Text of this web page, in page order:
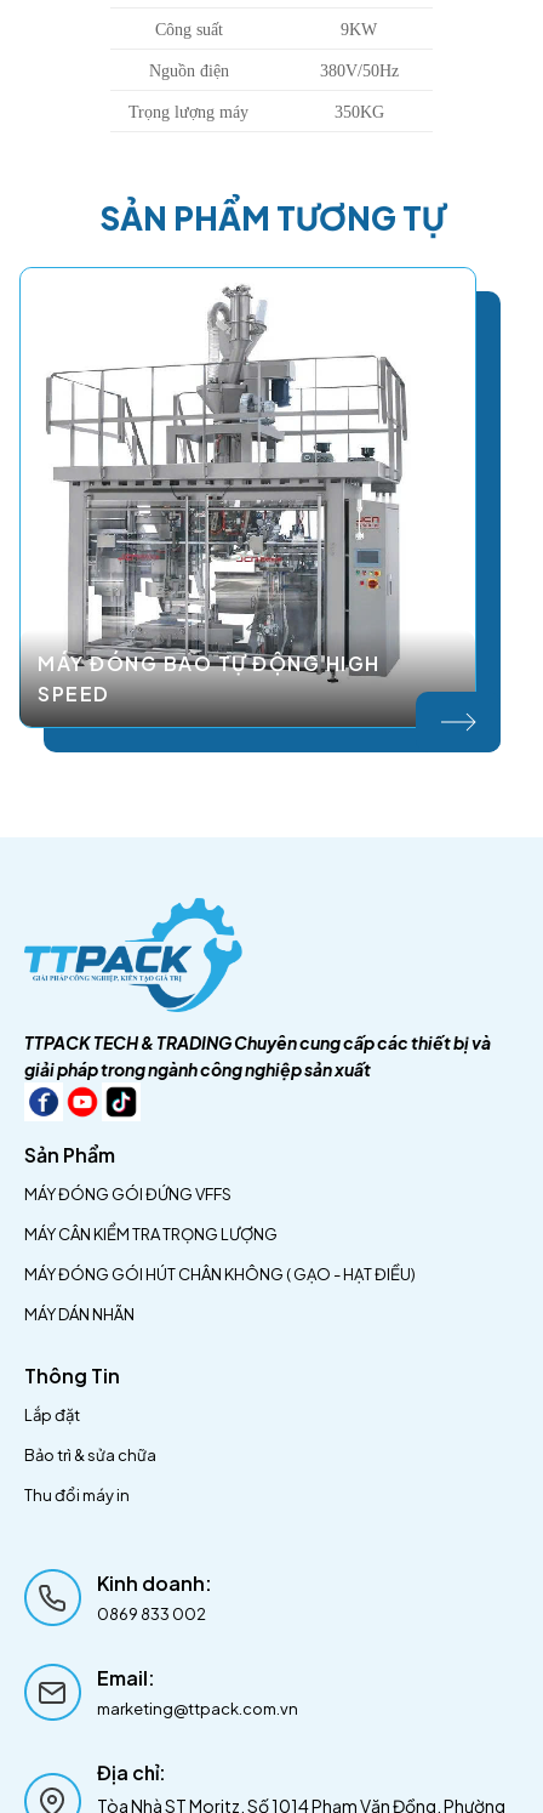
Công suất 9KW
Nguồn điện 380V/50Hz
Trọng lượng máy 350KG
SẢN PHẨM TƯƠNG TỰ
MÁY ĐÓNG BAO TỰ ĐỘNG HIGH
SPEED
TTPACK TECH & TRADINGChuyên cung cấp các thiết bị và
giải pháp trong ngành công nghiệp sản xuất
Sản Phẩm
MÁY ĐÓNG GÓI ĐỨNG VFFS
MÁY CÂN KIỂM TRA TRỌNG LƯỢNG
MÁY ĐÓNG GÓI HÚT CHÂN KHÔNG ( GẠO - HẠT ĐIỀU)
MÁY DÁN NHÃN
Thông Tin
Lắp đặt
Bảo trì & sửa chữa
Thu đổi máy in
Kinh doanh:
0869 833 002
Email:
marketing@ttpack.com.vn
Địa chỉ:
Tòa Nhà ST Moritz, Số 1014 Phạm Văn Đồng, Phường